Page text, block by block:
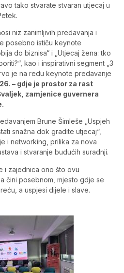
tako stvarate stvaran utjecaj u
niz zanimljivih predavanja i
posebno ističu keynote
do biznisa“ i „Utjecaj žena: tko
kao i inspirativni segment „3
je na redu keynote predavanje
– gdje je prostor za rast
zamjenice guvernera
Brune Šimleše „Uspjeh
snažna dok gradite utjecaj“,
i networking, prilika za nova
i stvaranje budućih suradnji.
i zajednica ono što ovu
čini posebnom, mjesto gdje se
a uspjesi dijele i slave.